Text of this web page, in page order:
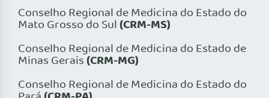
Conselho Regional de Medicina do Estado do
Mato Grosso do Sul (CRM-MS)
Conselho Regional de Medicina do Estado de
Minas Gerais(CRM-MG)
Conselho Regional de Medicina do Estado do